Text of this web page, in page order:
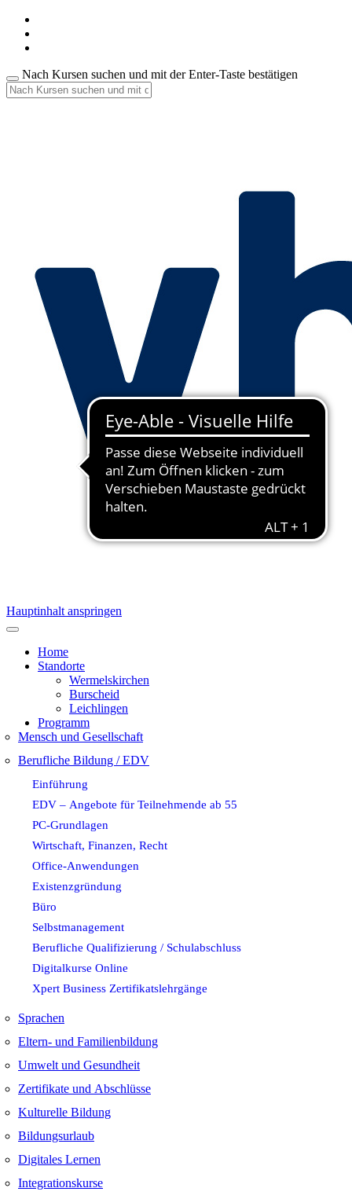
Nach Kursen suchen und mit der Enter-Taste bestätigen
Hauptinhalt anspringen
Home
Standorte
Wermelskirchen
Burscheid
Leichlingen
Programm
Mensch und Gesellschaft
Berufliche Bildung / EDV
Einführung
EDV – Angebote für Teilnehmende ab 55
PC-Grundlagen
Wirtschaft, Finanzen, Recht
Office-Anwendungen
Existenzgründung
Büro
Selbstmanagement
Berufliche Qualifizierung / Schulabschluss
Digitalkurse Online
Xpert Business Zertifikatslehrgänge
Sprachen
Eltern- und Familienbildung
Umwelt und Gesundheit
Zertifikate und Abschlüsse
Kulturelle Bildung
Bildungsurlaub
Digitales Lernen
Integrationskurse